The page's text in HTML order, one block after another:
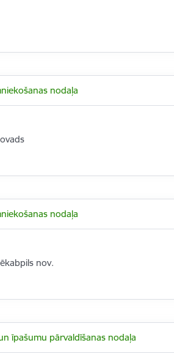
nodaļa
nodaļa
nov.
īpašumu pārvaldīšanas nodaļa